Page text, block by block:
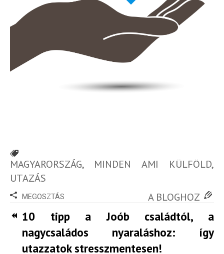
MAGYARORSZÁG, MINDEN AMI KÜLFÖLD,
UTAZÁS
MEGOSZTÁS A BLOGHOZ
10 tipp a Joób családtól, a
nagycsaládos nyaraláshoz: így
utazzatok stresszmentesen!